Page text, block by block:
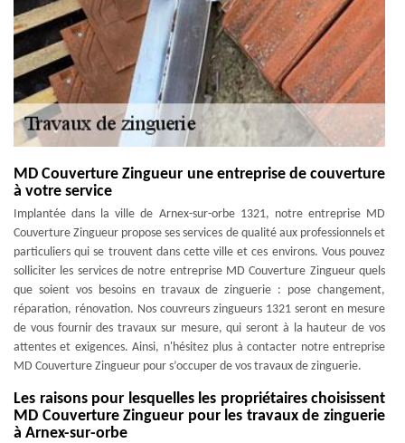
MD Couverture Zingueur une entreprise de couverture
à votre service
Implantée dans la ville de Arnex-sur-orbe 1321, notre entreprise MD
Couverture Zingueur propose ses services de qualité aux professionnels et
particuliers qui se trouvent dans cette ville et ces environs. Vous pouvez
solliciter les services de notre entreprise MD Couverture Zingueur quels
que soient vos besoins en travaux de zinguerie : pose changement,
réparation, rénovation. Nos couvreurs zingueurs 1321 seront en mesure
de vous fournir des travaux sur mesure, qui seront à la hauteur de vos
attentes et exigences. Ainsi, n'hésitez plus à contacter notre entreprise
MD Couverture Zingueur pour s’occuper de vos travaux de zinguerie.
Les raisons pour lesquelles les propriétaires choisissent
MD Couverture Zingueur pour les travaux de zinguerie
à Arnex-sur-orbe